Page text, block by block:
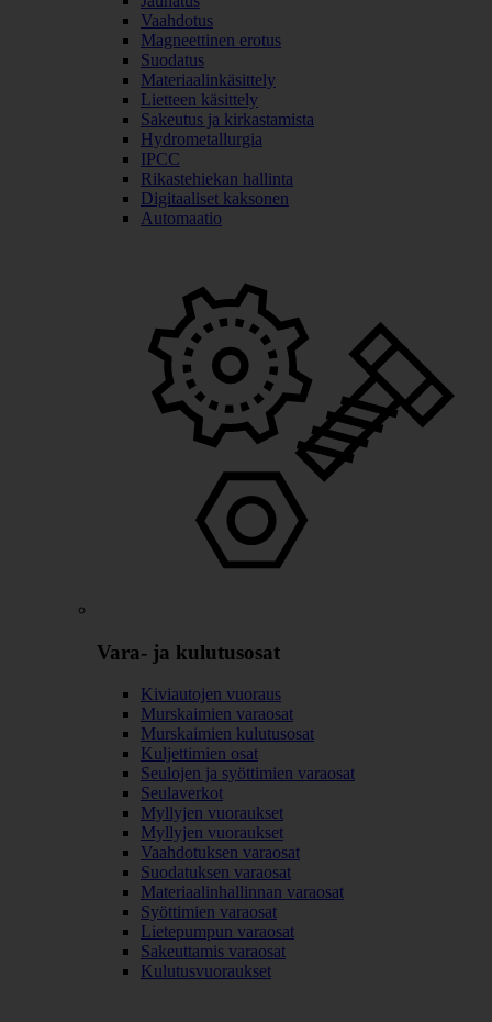
Vaahdotus
Magneettinen erotus
Suodatus
Materiaalinkäsittely
Lietteen käsittely
Sakeutus ja kirkastamista
Hydrometallurgia
IPCC
Rikastehiekan hallinta
Digitaaliset kaksonen
Automaatio
Vara- ja kulutusosat
Kiviautojen vuoraus
Murskaimien varaosat
Murskaimien kulutusosat
Kuljettimien osat
Seulojen ja syöttimien varaosat
Seulaverkot
Myllyjen vuoraukset
Myllyjen vuoraukset
Vaahdotuksen varaosat
Suodatuksen varaosat
Materiaalinhallinnan varaosat
Syöttimien varaosat
Lietepumpun varaosat
Sakeuttamis varaosat
Kulutusvuoraukset